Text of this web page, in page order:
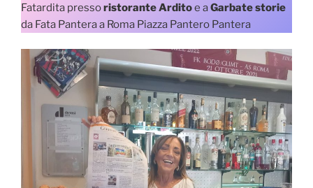
Fatardita pressoristorante Arditoe aGarbate storie
da Fata Pantera a Roma Piazza Pantero Pantera